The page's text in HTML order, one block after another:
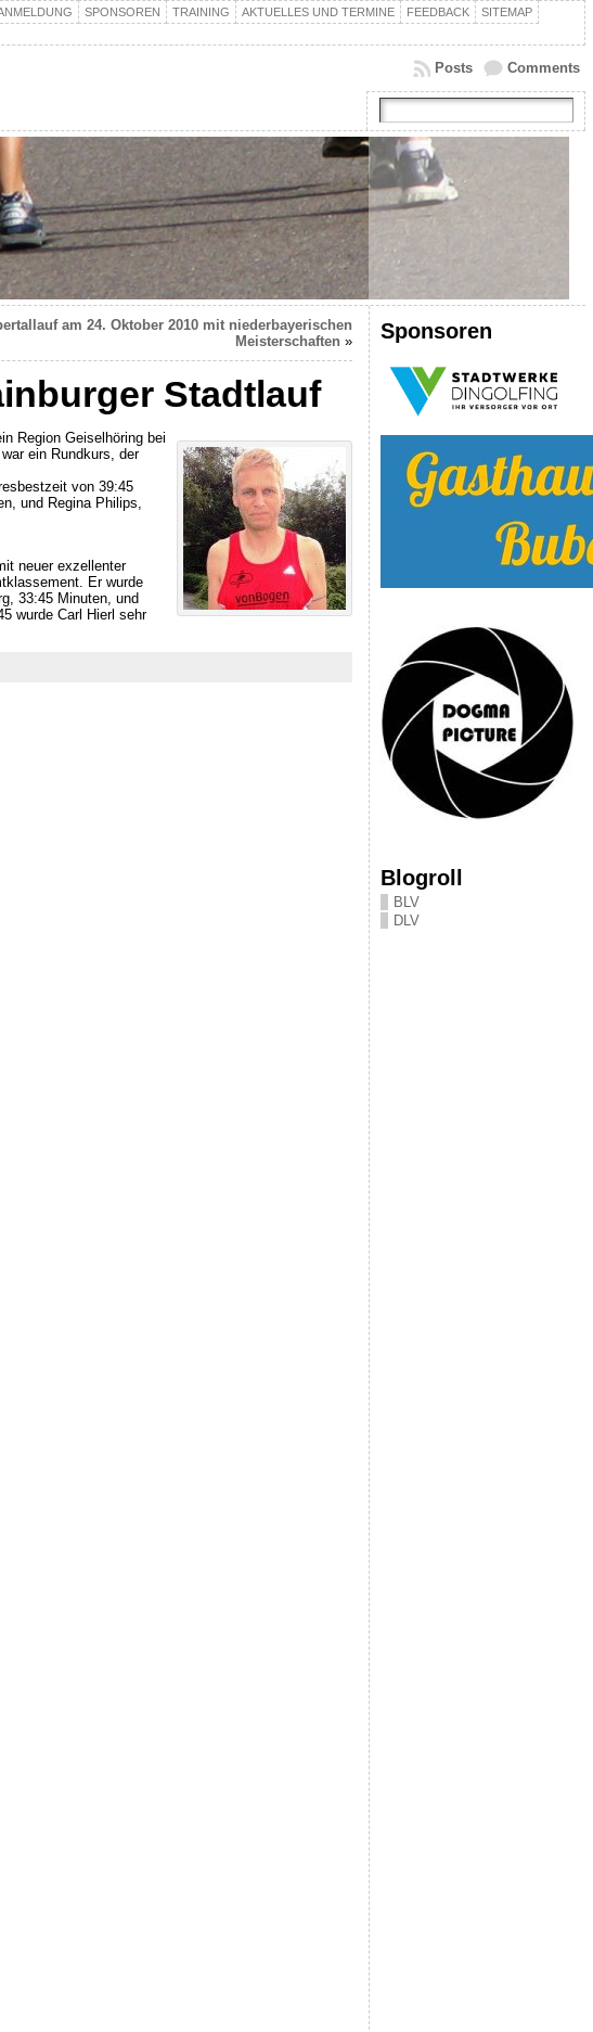
SPONSOREN TRAINING AKTUELLES UND TERMINE FEEDBACK
SITEMAP
Comments
Posts
am 24. Oktober 2010 mit niederbayerischen
Meisterschaften »
Stadtlauf
Region Geiselhöring bei
ein Rundkurs, der
von 39:45
und Regina Philips,
neuer exzellenter
Er wurde
33:45 Minuten, und
wurde Carl Hierl sehr
Sponsoren
Blogroll
BLV
DLV